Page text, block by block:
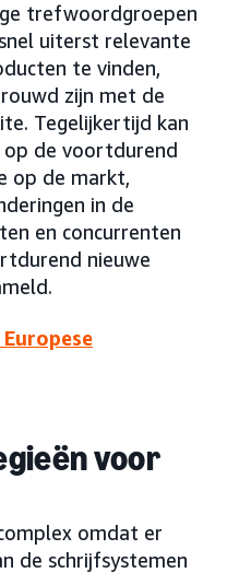
trefwoordgroepen
uiterst relevante
te vinden,
zijn met de
Tegelijkertijd kan
de voortdurend
op de markt,
in de
en concurrenten
nieuwe
voor
omdat er
de schrijfsystemen